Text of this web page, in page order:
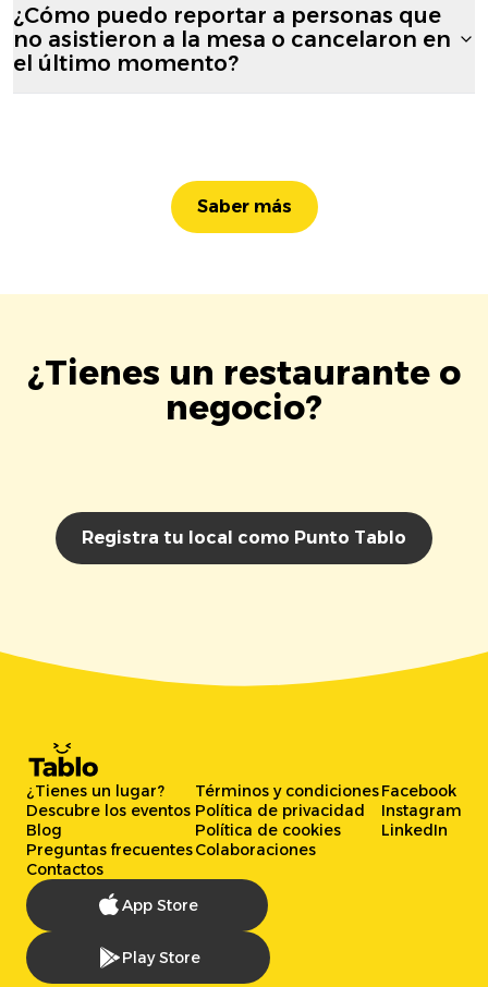
¿Cómo puedo reportar a personas que
no asistieron a la mesa o cancelaron en
el último momento?
Saber más
¿Tienes un restaurante o
negocio?
Registra tu local como Punto Tablo
¿Tienes un lugar?
Descubre los eventos
Blog
Preguntas frecuentes
Contactos
Términos y condiciones
Política de privacidad
Política de cookies
Colaboraciones
Facebook
Instagram
LinkedIn
App Store
Play Store